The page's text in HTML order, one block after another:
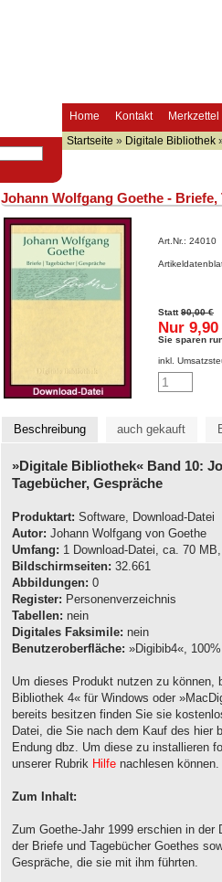
Home Kontakt Merkzettel
Startseite » Digitale Bibliothek
Johann Wolfgang Goethe - Briefe,
Art.Nr.: 24010
Statt90,00 €
Nur 9,90
Sie sparen
inkl.
Beschreibung auch gekauft
»Digitale Bibliothek« Band 10:
Tagebücher, Gespräche
Produktart: Software, Download-Datei
Autor: Johann Wolfgang von Goethe
Umfang: 1 Download-Datei, ca. 70
Bildschirmseiten: 32.661
Abbildungen: 0
Register: Personenverzeichnis
Tabellen: nein
Digitales Faksimile: nein
Benutzeroberfläche: »Digibib4«,
Um dieses Produkt nutzen zu können,
Bibliothek 4« für Windows oder
bereits besitzen finden Sie sie
Datei, die Sie nach dem Kauf des hier
Endung dbz. Um diese zu installieren
unserer Rubrik Hilfe nachlesen können.
Zum Inhalt:
Zum Goethe-Jahr 1999 erschien in
der Briefe und Tagebücher Goethes
Gespräche, die sie mit ihm führten.